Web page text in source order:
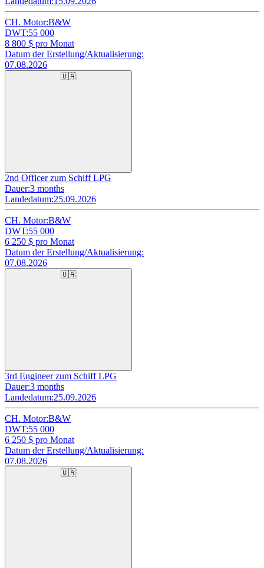
CH. Motor:B&W
DWT:55 000
8 800 $ pro Monat
Datum der Erstellung/Aktualisierung:
07.08.2026
🇺🇦
2nd Officer zum Schiff LPG
Dauer:3 months
Landedatum:25.09.2026
CH. Motor:B&W
DWT:55 000
6 250 $ pro Monat
Datum der Erstellung/Aktualisierung:
07.08.2026
🇺🇦
3rd Engineer zum Schiff LPG
Dauer:3 months
Landedatum:25.09.2026
CH. Motor:B&W
DWT:55 000
6 250 $ pro Monat
Datum der Erstellung/Aktualisierung:
07.08.2026
🇺🇦